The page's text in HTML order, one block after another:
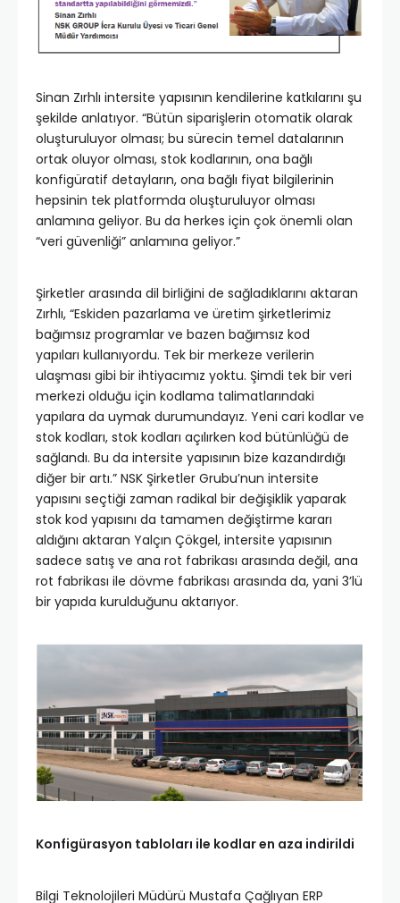
Sinan Zırhlı intersite yapısının kendilerine katkılarını şu
şekilde anlatıyor. “Bütün siparişlerin otomatik olarak
oluşturuluyor olması; bu sürecin temel datalarının
ortak oluyor olması, stok kodlarının, ona bağlı
konfigüratif detayların, ona bağlı fiyat bilgilerinin
hepsinin tek platformda oluşturuluyor olması
anlamına geliyor. Bu da herkes için çok önemli olan
“veri güvenliği” anlamına geliyor.”
Şirketler arasında dil birliğini de sağladıklarını aktaran
Zırhlı, “Eskiden pazarlama ve üretim şirketlerimiz
bağımsız programlar ve bazen bağımsız kod
yapıları kullanıyordu. Tek bir merkeze verilerin
ulaşması gibi bir ihtiyacımız yoktu. Şimdi tek bir veri
merkezi olduğu için kodlama talimatlarındaki
yapılara da uymak durumundayız. Yeni cari kodlar ve
stok kodları, stok kodları açılırken kod bütünlüğü de
sağlandı. Bu da intersite yapısının bize kazandırdığı
diğer bir artı.” NSK Şirketler Grubu’nun intersite
yapısını seçtiği zaman radikal bir değişiklik yaparak
stok kod yapısını da tamamen değiştirme kararı
aldığını aktaran Yalçın Çökgel, intersite yapısının
sadece satış ve ana rot fabrikası arasında değil, ana
rot fabrikası ile dövme fabrikası arasında da, yani 3’lü
bir yapıda kurulduğunu aktarıyor.
Konfigürasyon tabloları ile kodlar en aza indirildi
Bilgi Teknolojileri Müdürü Mustafa Çağlıyan ERP